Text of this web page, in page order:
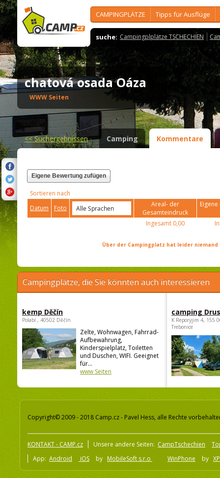
CAMPINGPLÄTZE Tipps für Ausflüge
suche: Campingplplätze TSCHECHIEN
chatová osada Oáza
WWW Seiten
<<Suchergebnissen Camping Kommentare
Eigene Bewertung zufügen
Sortieren nach
Datum
Foto
Areal- der
Gesamteindruck
Ingesamt 0,00
Über der Campingplatz hat leider
Campingplätze, die Sie könnten auch interessieren
kemp Děčín
Polabí , 40502 Děčín
Zelte, Wohnwagen, Fahrrad-
Aufbewahrung,
Kinderspielplatz, Toiletten
und Duschen, WIFI. Geeignet
für...
www Seiten
camping
K Reporyjim 4, 155
Trebonice
Copyright© 2009 - 2018 Camp.cz - Pavel Hess, alle Rechte
KONTAKT - CAMP.cz Unsere andere Seiten: CampTschechien
App: Android iOS by MobileSoft s.r.o WinPhone by